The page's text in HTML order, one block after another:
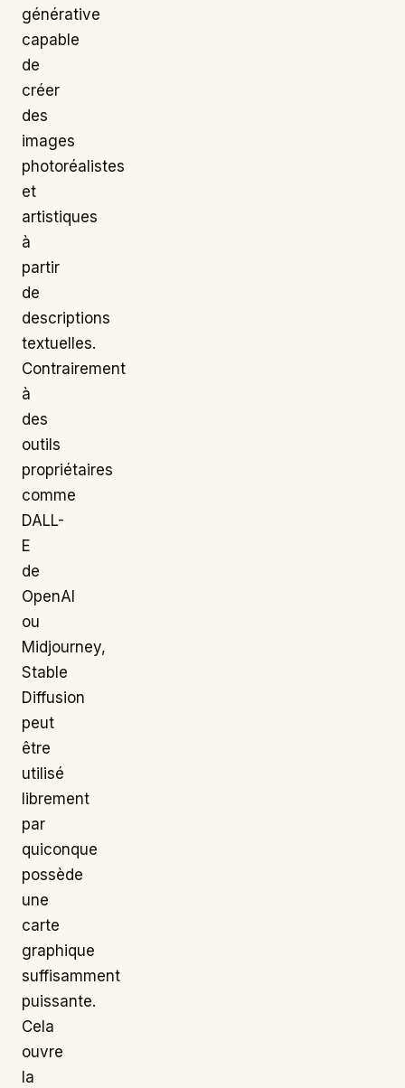
générative
capable
de
créer
des
images
photoréalistes
et
artistiques
à
partir
de
descriptions
textuelles.
Contrairement
à
des
outils
propriétaires
comme
DALL-
E
de
OpenAI
ou
Midjourney,
Stable
Diffusion
peut
être
utilisé
librement
par
quiconque
possède
une
carte
graphique
suffisamment
puissante.
Cela
ouvre
la